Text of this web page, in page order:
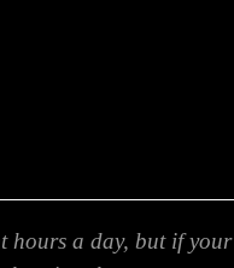
hours a day, but if